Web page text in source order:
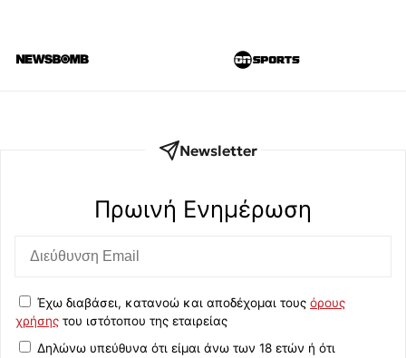
Newsletter
Πρωινή Eνημέρωση
Έχω διαβάσει, κατανοώ και αποδέχομαι τους όρους
χρήσης του ιστότοπου της εταιρείας
Δηλώνω υπεύθυνα ότι είμαι άνω των 18 ετών ή ότι